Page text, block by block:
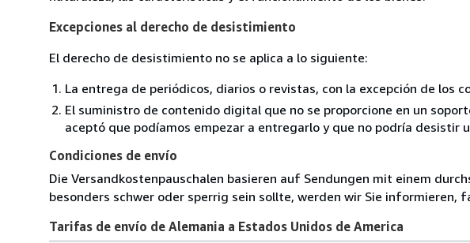
Excepciones al derecho de desistimiento
El derecho de desistimiento no se aplica a lo siguiente:
La entrega de periódicos, diarios o revistas, con la excepción de los
El suministro de contenido digital que no se proporcione en un
aceptó que podíamos empezar a entregarlo y que no podría desistir
Condiciones de envío
Die Versandkostenpauschalen basieren auf Sendungen mit einem
besonders schwer oder sperrig sein sollte, werden wir Sie informieren,
Tarifas de envío de Alemania a Estados Unidos de America